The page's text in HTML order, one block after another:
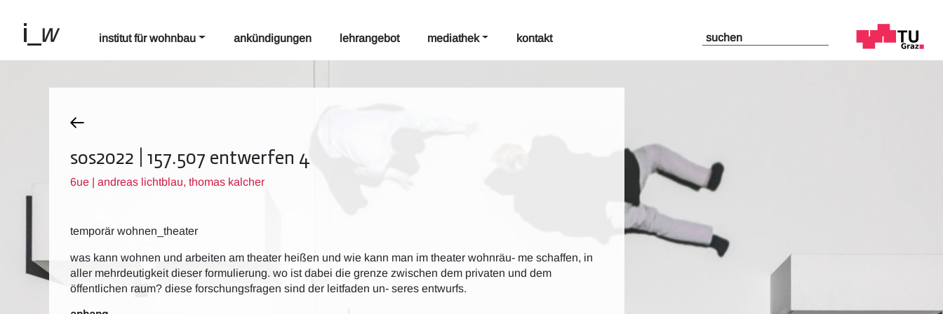
institut für wohnbau ankündigungen lehrangebot mediathek kontakt
sos2022 | 157.507 entwerfen 4
6ue | andreas lichtblau, thomas kalcher
temporär wohnen_theater
was kann wohnen und arbeiten am theater heißen und wie kann man im theater wohnräu- me schaffen, in
aller mehrdeutigkeit dieser formulierung. wo ist dabei die grenze zwischen dem privaten und dem
öffentlichen raum? diese forschungsfragen sind der leitfaden un- seres entwurfs.